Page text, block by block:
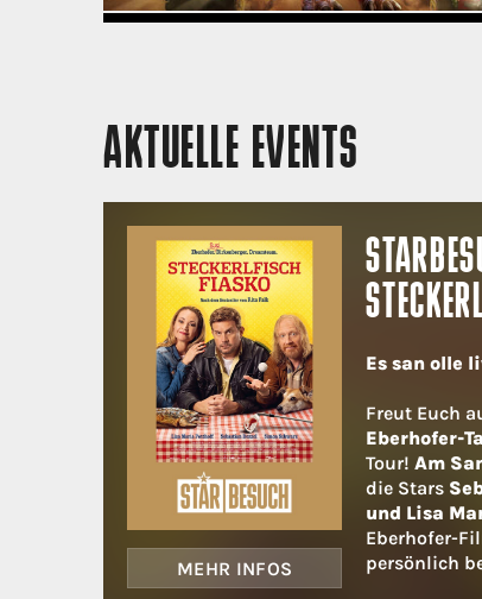
AKTUELLE EVENTS
MEHR INFOS
Es san olle
Freut Euch
Eberhofer-
Tour!Am
die Stars
und Lisa
Eberhofer-
persönlich